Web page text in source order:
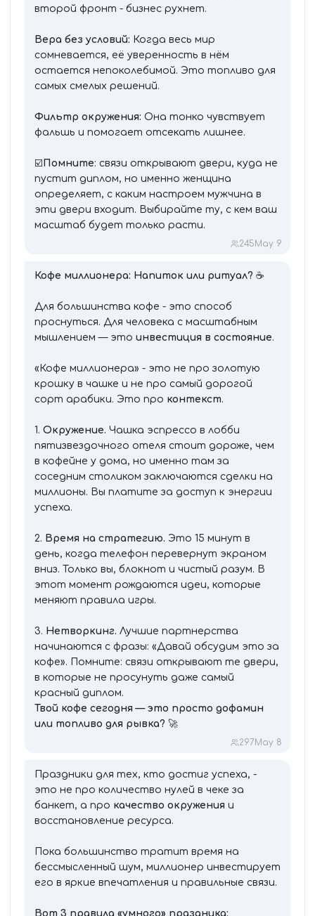
второй фронт - бизнес рухнет.
Вера без условий: Когда весь мир
сомневается, её уверенность в нём
остается непоколебимой. Это топливо для
самых смелых решений.
Фильтр окружения: Она тонко чувствует
фальшь и помогает отсекать лишнее.
☑️ Помните: связи открывают двери, куда не
пустит диплом, но именно женщина
определяет, с каким настроем мужчина в
эти двери входит. Выбирайте ту, с кем ваш
масштаб будет только расти.
245 May 9
Кофе миллионера: Напиток или ритуал? ☕️
Для большинства кофе - это способ
проснуться. Для человека с масштабным
мышлением — это инвестиция в состояние.
«Кофе миллионера» - это не про золотую
крошку в чашке и не про самый дорогой
сорт арабики. Это про контекст.
1. Окружение. Чашка эспрессо в лобби
пятизвездочного отеля стоит дороже, чем
в кофейне у дома, но именно там за
соседним столиком заключаются сделки на
миллионы. Вы платите за доступ к энергии
успеха.
2. Время на стратегию. Это 15 минут в
день, когда телефон перевернут экраном
вниз. Только вы, блокнот и чистый разум. В
этот момент рождаются идеи, которые
меняют правила игры.
3. Нетворкинг. Лучшие партнерства
начинаются с фразы: «Давай обсудим это за
кофе». Помните: связи открывают те двери,
в которые не просунуть даже самый
красный диплом.
Твой кофе сегодня — это просто дофамин
или топливо для рывка? 🚀
297 May 8
Праздники для тех, кто достиг успеха, -
это не про количество нулей в чеке за
банкет, а про качество окружения и
восстановление ресурса.
Пока большинство тратит время на
бессмысленный шум, миллионер инвестирует
его в яркие впечатления и правильные связи.
Вот 3 правила «умного» праздника: